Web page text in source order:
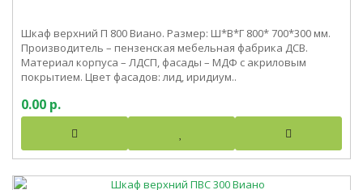
Шкаф верхний П 800 Виано. Размер: Ш*В*Г 800* 700*300 мм.
Производитель – пензенская мебельная фабрика ДСВ.
Материал корпуса – ЛДСП, фасады – МДФ с акриловым
покрытием. Цвет фасадов: лид, иридиум..
0.00 р.